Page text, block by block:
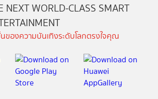
NEXT WORLD-CLASS SMART
ของความบันเทิงระดับโลกตรงใจคุณ